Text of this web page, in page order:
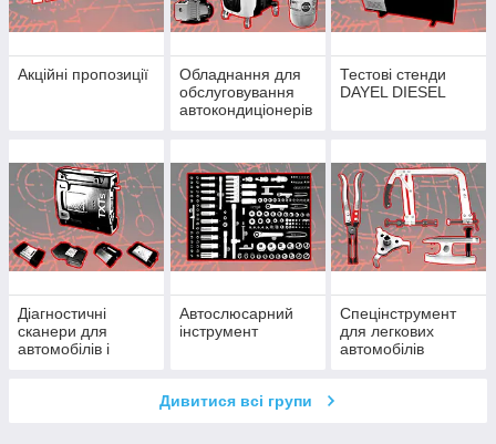
Акційні пропозиції
Обладнання для
обслуговування
автокондиціонерів
Тестові стенди
DAYEL DIESEL
Діагностичні
сканери для
автомобілів і
Автослюсарний
інструмент
Спецінструмент
для легкових
автомобілів
Дивитися всі групи